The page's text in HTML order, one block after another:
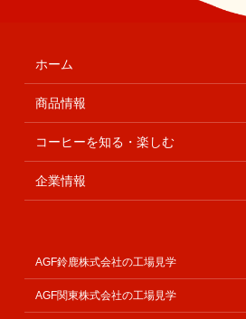
ホーム
商品情報
コーヒーを知る・楽しむ
企業情報
AGF鈴鹿株式会社の工場見学
AGF関東株式会社の工場見学